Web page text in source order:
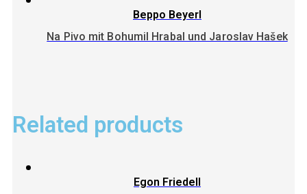
Beppo Beyerl
Na Pivo mit Bohumil Hrabal und Jaroslav Hašek
Related products
Egon Friedell